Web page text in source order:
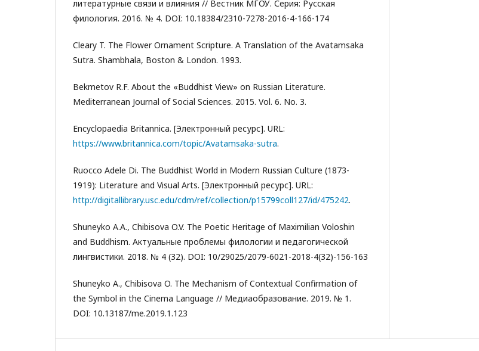
литературные связи и влияния // Вестник МГОУ. Серия: Русская
филология. 2016. № 4. DOI: 10.18384/2310-7278-2016-4-166-174
Cleary T. The Flower Ornament Scripture. A Translation of the Avatamsaka
Sutra. Shambhala, Boston & London. 1993.
Bekmetov R.F. About the «Buddhist View» on Russian Literature.
Mediterranean Journal of Social Sciences. 2015. Vol. 6. No. 3.
Encyclopaedia Britannica. [Электронный ресурс]. URL:
https://www.britannica.com/topic/Avatamsaka-sutra.
Ruocco Adele Di. The Buddhist World in Modern Russian Culture (1873-
1919): Literature and Visual Arts. [Электронный ресурс]. URL:
http://digitallibrary.usc.edu/cdm/ref/collection/p15799coll127/id/475242.
Shuneyko A.A., Chibisova O.V. The Poetic Heritage of Maximilian Voloshin
and Buddhism. Актуальные проблемы филологии и педагогической
лингвистики. 2018. № 4 (32). DOI: 10/29025/2079-6021-2018-4(32)-156-163
Shuneyko A., Chibisova O. The Mechanism of Contextual Confirmation of
the Symbol in the Cinema Language // Медиаобразование. 2019. № 1.
DOI: 10.13187/me.2019.1.123